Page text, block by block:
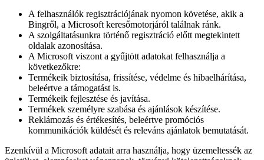
A felhasználók regisztrációjának nyomon követése, akik a
Bingről, a Microsoft keresőmotorjáról találnak ránk.
A szolgáltatásunkra történő regisztráció előtt megtekintett
oldalak azonosítása.
A Microsoft viszont a gyűjtött adatokat felhasználja a
következőkre:
Termékeik biztosítása, frissítése, védelme és hibaelhárítása,
beleértve a támogatást is.
Termékeik fejlesztése és javítása.
Termékek személyre szabása és ajánlások készítése.
Reklámozás és értékesítés, beleértve promóciós
kommunikációk küldését és releváns ajánlatok bemutatását.
Ezenkívül a Microsoft adatait arra használja, hogy üzemeltessék az